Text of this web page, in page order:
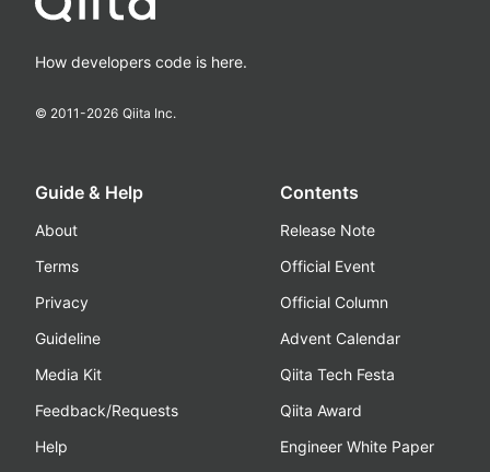
How developers code is here.
© 2011-2026 Qiita Inc.
Guide & Help
About
Terms
Privacy
Guideline
Media Kit
Feedback/Requests
Help
Contents
Release Note
Official Event
Official Column
Advent Calendar
Qiita Tech Festa
Qiita Award
Engineer White Paper